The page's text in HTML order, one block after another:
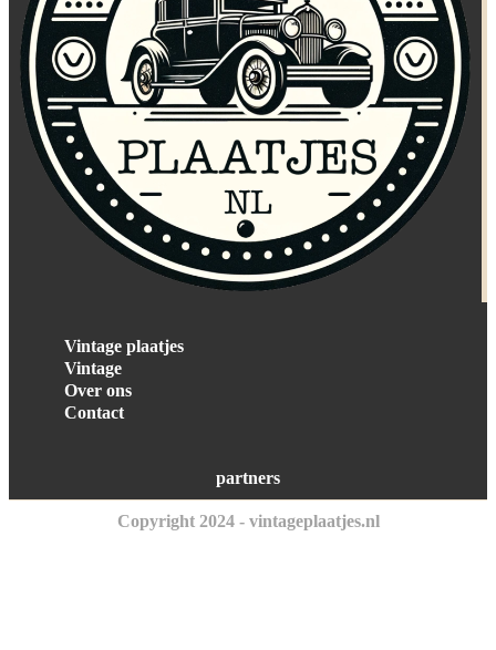
Vintage plaatjes
Vintage
Over ons
Contact
partners
Copyright 2024 - vintageplaatjes.nl